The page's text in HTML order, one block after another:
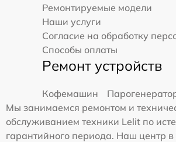
Ремонтируемые модели
Наши услуги
Согласие на обработку
Способы оплаты
Ремонт устройств
Кофемашин
Мы занимаемся ремонтом и
обслуживанием техники Lelit по
гарантийного периода. Наш центр